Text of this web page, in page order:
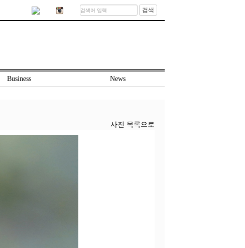
검색
Business News
사진 목록으로